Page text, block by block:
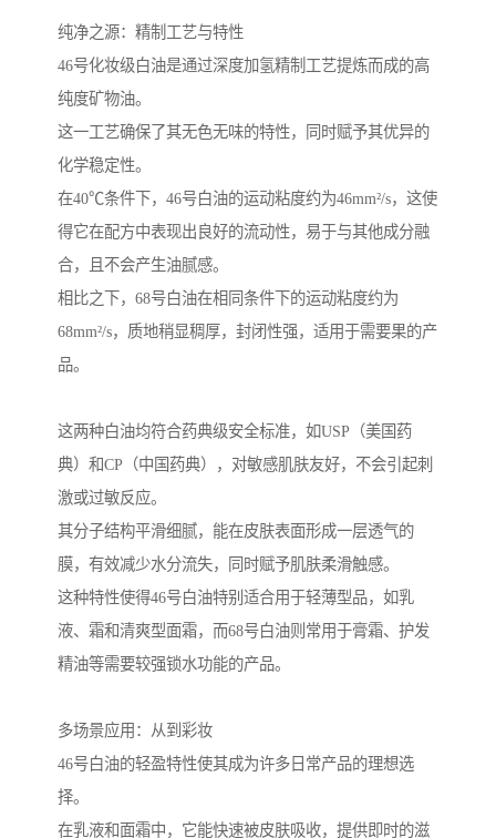
纯净之源：精制工艺与特性
46号化妆级白油是通过深度加氢精制工艺提炼而成的高
纯度矿物油。
这一工艺确保了其无色无味的特性，同时赋予其优异的
化学稳定性。
在40℃条件下，46号白油的运动粘度约为46mm²/s，这使
得它在配方中表现出良好的流动性，易于与其他成分融
合，且不会产生油腻感。
相比之下，68号白油在相同条件下的运动粘度约为
68mm²/s，质地稍显稠厚，封闭性强，适用于需要果的产
品。
这两种白油均符合药典级安全标准，如USP（美国药
典）和CP（中国药典），对敏感肌肤友好，不会引起刺
激或过敏反应。
其分子结构平滑细腻，能在皮肤表面形成一层透气的
膜，有效减少水分流失，同时赋予肌肤柔滑触感。
这种特性使得46号白油特别适合用于轻薄型品，如乳
液、霜和清爽型面霜，而68号白油则常用于膏霜、护发
精油等需要较强锁水功能的产品。
多场景应用：从到彩妆
46号白油的轻盈特性使其成为许多日常产品的理想选
择。
在乳液和面霜中，它能快速被皮肤吸收，提供即时的滋